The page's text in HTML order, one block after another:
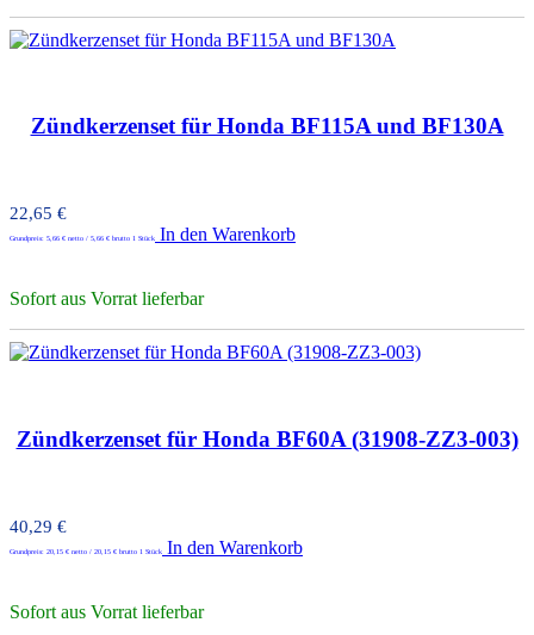
Zündkerzenset für Honda BF115A und BF130A
22,65 €
Grundpreis: 5,66 € netto / 5,66 € brutto 1 Stück In den Warenkorb
Sofort aus Vorrat lieferbar
Zündkerzenset für Honda BF60A (31908-ZZ3-003)
40,29 €
Grundpreis: 20,15 € netto / 20,15 € brutto 1 Stück In den Warenkorb
Sofort aus Vorrat lieferbar